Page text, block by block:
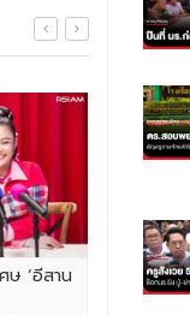
ษ ‘อีสาน
รักแรกมั
ต้องเบิ้ล